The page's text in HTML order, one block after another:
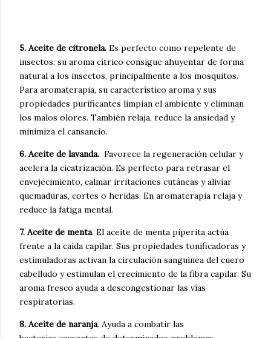
5. Aceite de citronela. Es perfecto como repelente de
insectos: su aroma cítrico consigue ahuyentar de forma
natural a los insectos, principalmente a los mosquitos.
Para aromaterapia, su característico aroma y sus
propiedades purificantes limpian el ambiente y eliminan
los malos olores. También relaja, reduce la ansiedad y
minimiza el cansancio.
6. Aceite de lavanda. Favorece la regeneración celular y
acelera la cicatrización. Es perfecto para retrasar el
envejecimiento, calmar irritaciones cutáneas y aliviar
quemaduras, cortes o heridas. En aromaterapia relaja y
reduce la fatiga mental.
7. Aceite de menta. El aceite de menta piperita actúa
frente a la caída capilar. Sus propiedades tonificadoras y
estimuladoras activan la circulación sanguínea del cuero
cabelludo y estimulan el crecimiento de la fibra capilar. Su
aroma fresco ayuda a descongestionar las vías
respiratorias.
8. Aceite de naranja. Ayuda a combatir las